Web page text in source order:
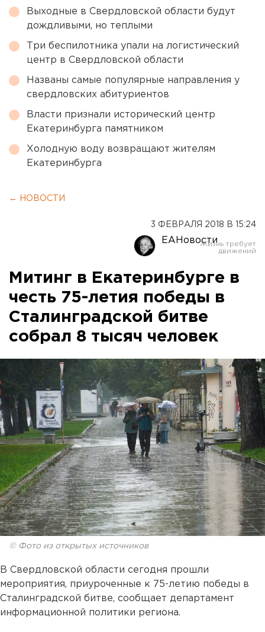
Выходные в Свердловской области будут
дождливыми, но теплыми
Три беспилотника упали на логистический
центр в Свердловской области
Названы самые популярные направления у
свердловских абитуриентов
Власти признали исторический центр
Екатеринбурга памятником
Холодную воду возвращают жителям
Екатеринбурга
← НОВОСТИ
3 ФЕВРАЛЯ 2018 В 15:24
ЕАНовости
Митинг в Екатеринбурге в
честь 75-летия победы в
Сталинградской битве
собрал 8 тысяч человек
© Фото из открытых источников
В Свердловской области сегодня прошли
мероприятия, приуроченные к 75-летию победы в
Сталинградской битве, сообщает департамент
информационной политики региона.